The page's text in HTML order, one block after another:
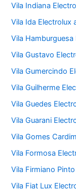
Vila Indiana
Vila Ida Electrolux
Vila
Vila Gustavo
Vila Gumercindo
Vila Guilherme
Vila Guedes
Vila Guarani
Vila Gomes
Vila Formosa
Vila Firmiano
Vila Fiat Lux